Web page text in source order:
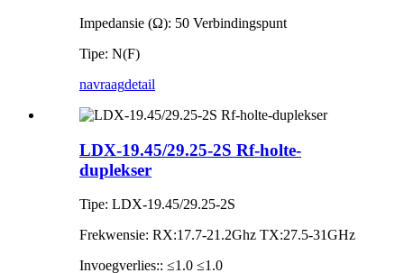
Impedansie (Ω): 50 Verbindingspunt
Tipe: N(F)
navraagdetail
LDX-19.45/29.25-2S Rf-holte-
duplekser
Tipe: LDX-19.45/29.25-2S
Frekwensie: RX:17.7-21.2Ghz TX:27.5-31GHz
Invoegverlies:: ≤1.0 ≤1.0